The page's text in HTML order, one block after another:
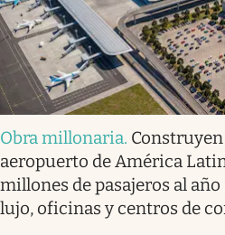
Obra millonaria.
aeropuerto de América
millones de pasajeros al
lujo, oficinas y centros de